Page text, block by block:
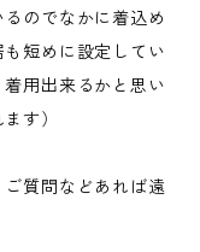
のでなかに着込め
短めに設定してい
用出来るかと思い
す）
質問などあれば遠